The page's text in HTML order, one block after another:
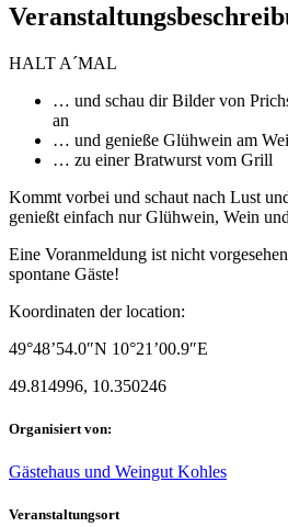
HALT A´MAL
… und schau dir Bilder von
an
… und genieße Glühwein am
… zu einer Bratwurst vom Grill
Kommt vorbei und schaut nach Lust
genießt einfach nur Glühwein, Wein
Eine Voranmeldung ist nicht
spontane Gäste!
Koordinaten der location:
49°48’54.0″N 10°21’00.9″E
49.814996, 10.350246
Organisiert von:
Gästehaus und Weingut Kohles
Veranstaltungsort